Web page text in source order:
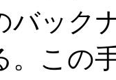
バック
。この